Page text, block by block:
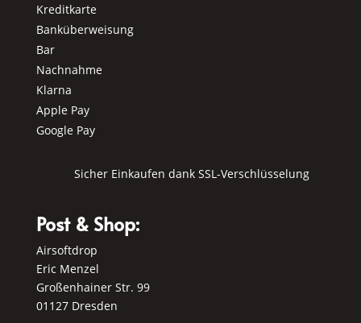
Kreditkarte
Banküberweisung
Bar
Nachnahme
Klarna
Apple Pay
Google Pay
Sicher Einkaufen dank SSL-Verschlüsselung
Post & Shop:
Airsoftdrop
Eric Menzel
Großenhainer Str. 99
01127 Dresden